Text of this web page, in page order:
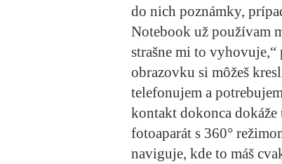
do nich poznámky,
Notebook už používam
strašne mi to
obrazovku si môžeš
telefonujem a
kontakt dokonca
fotoaparát s 360°
naviguje, kde to máš